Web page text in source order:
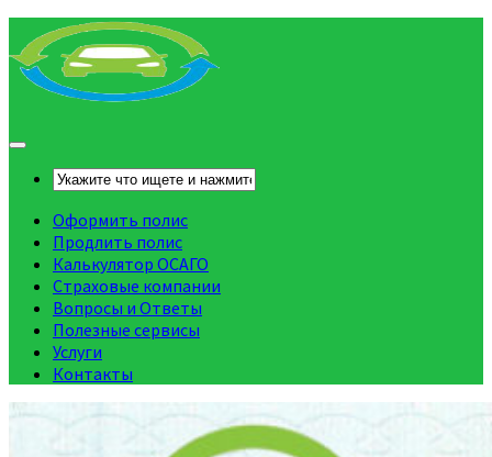
Оформить полис
Продлить полис
Калькулятор ОСАГО
Страховые компании
Вопросы и Ответы
Полезные сервисы
Услуги
Контакты